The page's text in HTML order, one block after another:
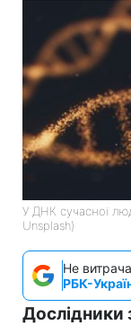
У ДНК сучасної
Unsplash)
Не
РБК-
Дослідники